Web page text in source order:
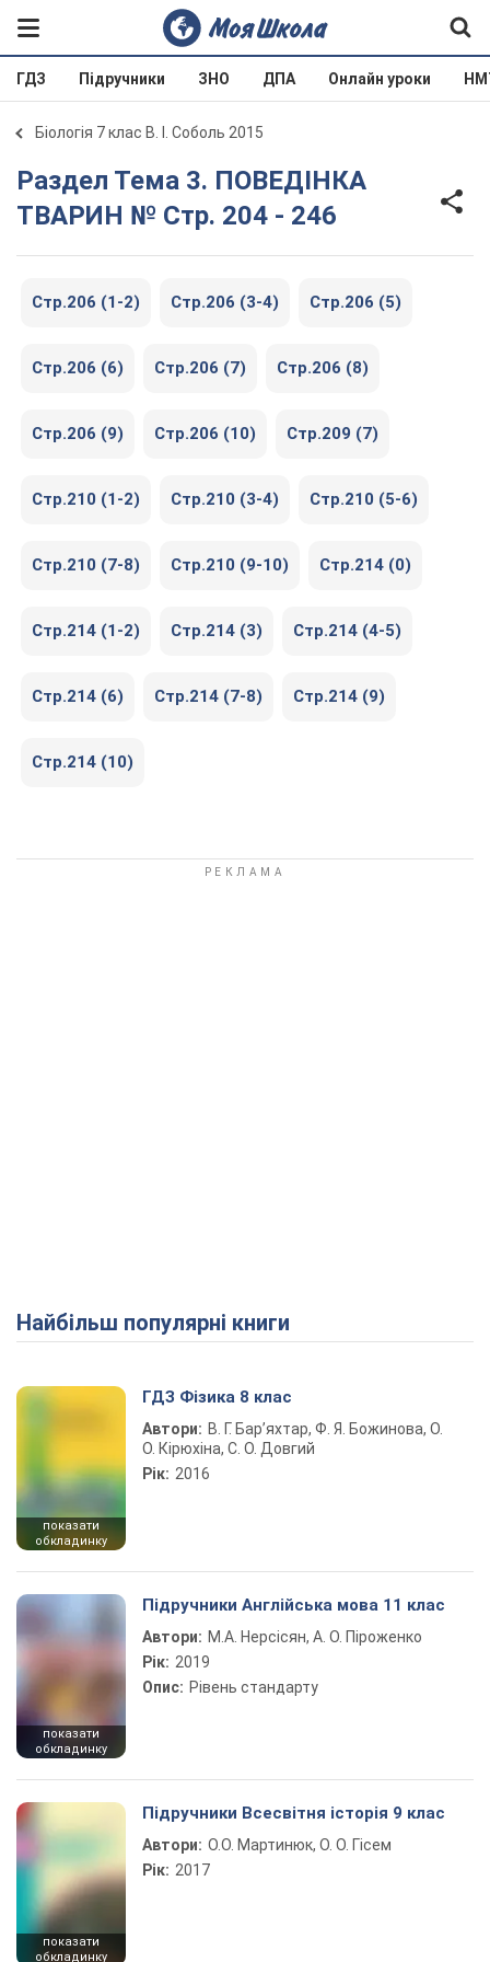
ГДЗ Підручники ЗНО ДПА Онлайн уроки
Біологія 7 клас В. І. Соболь 2015
Раздел Тема 3. ПОВЕДІНКА
ТВАРИН № Стр. 204 - 246
Стр.206 (1-2) Стр.206 (3-4) Стр.206 (5)
Стр.206 (6) Стр.206 (7) Стр.206 (8)
Стр.206 (9) Стр.206 (10) Стр.209 (7)
Стр.210 (1-2) Стр.210 (3-4) Стр.210 (5-6)
Стр.210 (7-8) Стр.210 (9-10) Стр.214 (0)
Стр.214 (1-2) Стр.214 (3) Стр.214 (4-5)
Стр.214 (6) Стр.214 (7-8) Стр.214 (9)
Стр.214 (10)
Найбільш популярні книги
показати
обкладинку
ГДЗ Фізика 8 клас
Автори: В. Г. Бар’яхтар, Ф. Я. Божинова, О.
О. Кірюхіна, С. О. Довгий
Рік: 2016
показати
обкладинку
Підручники Англійська мова 11 клас
Автори: М.А. Нерсісян, А. О. Піроженко
Рік: 2019
Опис: Рівень стандарту
показати
обкладинку
Підручники Всесвітня історія 9 клас
Автори: О.О. Мартинюк, О. О. Гісем
Рік: 2017